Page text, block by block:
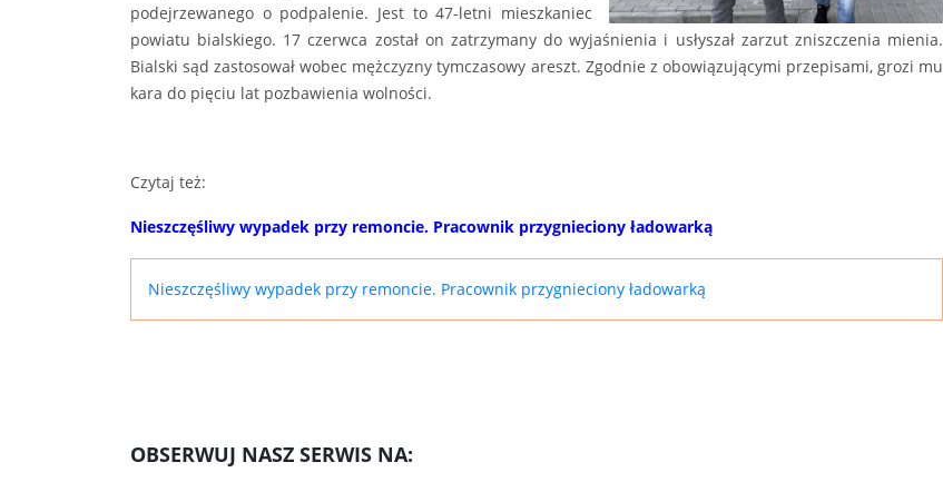
podejrzewanego o podpalenie. Jest to 47-letni mieszkaniec
powiatu bialskiego. 17 czerwca został on zatrzymany do wyjaśnienia i usłyszał zarzut zniszczenia mienia.
Bialski sąd zastosował wobec mężczyzny tymczasowy areszt. Zgodnie z obowiązującymi przepisami, grozi mu
kara do pięciu lat pozbawienia wolności.
Czytaj też:
Nieszczęśliwy wypadek przy remoncie. Pracownik przygnieciony ładowarką
Nieszczęśliwy wypadek przy remoncie. Pracownik przygnieciony ładowarką
OBSERWUJ NASZ SERWIS NA: